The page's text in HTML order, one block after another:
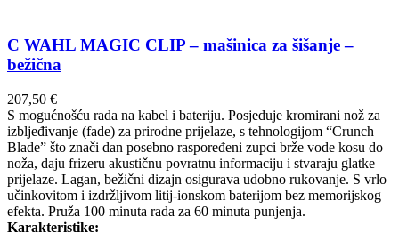
C WAHL MAGIC CLIP – mašinica za šišanje –
bežična
207,50 €
S mogućnošću rada na kabel i bateriju. Posjeduje kromirani nož za
izbljeđivanje (fade) za prirodne prijelaze, s tehnologijom “Crunch
Blade” što znači dan posebno raspoređeni zupci brže vode kosu do
noža, daju frizeru akustičnu povratnu informaciju i stvaraju glatke
prijelaze. Lagan, bežični dizajn osigurava udobno rukovanje. S vrlo
učinkovitom i izdržljivom litij-ionskom baterijom bez memorijskog
efekta. Pruža 100 minuta rada za 60 minuta punjenja.
Karakteristike: